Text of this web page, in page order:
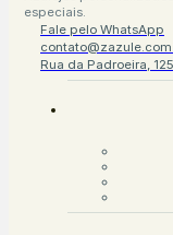
especiais.
Fale pelo WhatsApp
Rua da Padroeira,